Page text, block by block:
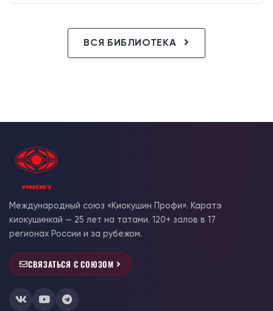
ВСЯ БИБЛИОТЕКА
Международный союз «Киокушин Профи». Каратэ
киокушинкай — 25 лет на татами. 120+ залов в 17
регионах России и за рубежом.
СВЯЗАТЬСЯ С СОЮЗОМ